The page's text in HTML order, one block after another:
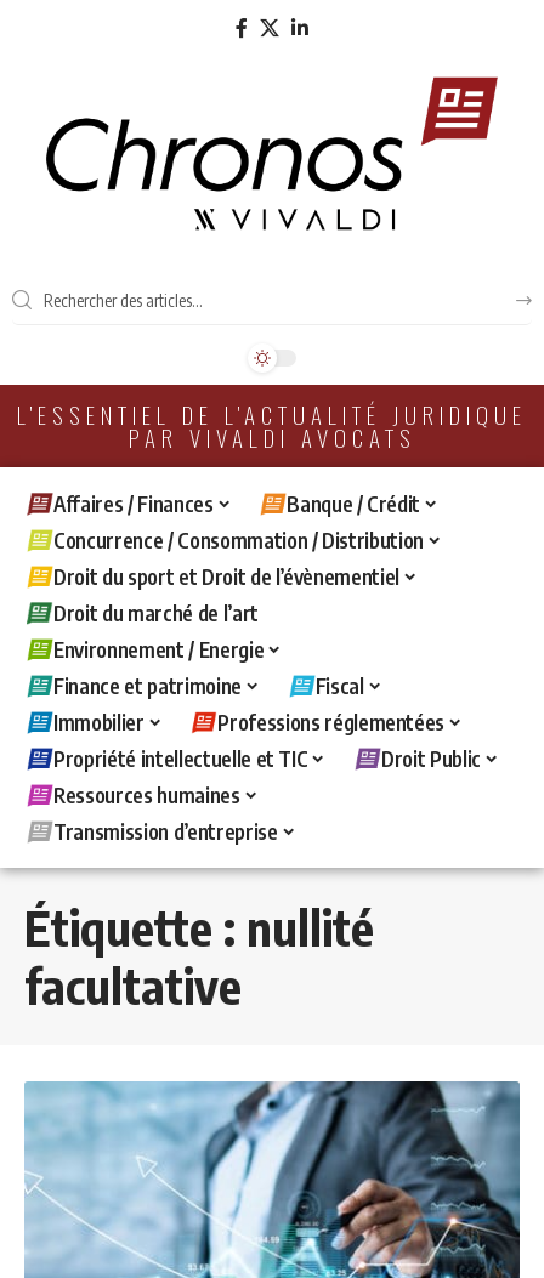
L'ESSENTIEL DE L'ACTUALITÉ JURIDIQUE
PAR VIVALDI AVOCATS
Affaires / Finances
Banque / Crédit
Concurrence / Consommation / Distribution
Droit du sport et Droit de l’évènementiel
Droit du marché de l’art
Environnement / Energie
Finance et patrimoine
Fiscal
Immobilier
Professions réglementées
Propriété intellectuelle et TIC
Droit Public
Ressources humaines
Transmission d’entreprise
Étiquette : nullité
facultative